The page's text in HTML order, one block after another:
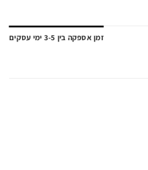
זמן אספקה בין 3-5 ימי עסקים